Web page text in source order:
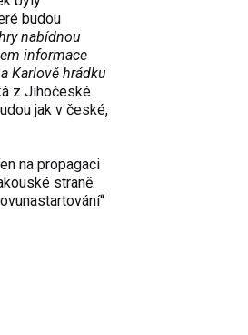
budou
nabídnou
informace
Karlově hrádku
z Jihočeské
jak v české,
na propagaci
straně.